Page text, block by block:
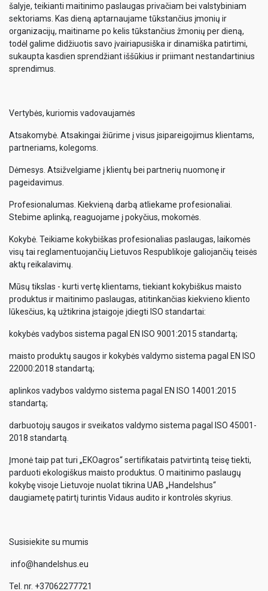
šalyje, teikianti maitinimo paslaugas privačiam bei valstybiniam
sektoriams. Kas dieną aptarnaujame tūkstančius įmonių ir
organizacijų, maitiname po kelis tūkstančius žmonių per dieną,
todėl galime didžiuotis savo įvairiapusiška ir dinamiška patirtimi,
sukaupta kasdien sprendžiant iššūkius ir priimant nestandartinius
sprendimus.
Vertybės, kuriomis vadovaujamės
Atsakomybė. Atsakingai žiūrime į visus įsipareigojimus klientams,
partneriams, kolegoms.
Dėmesys. Atsižvelgiame į klientų bei partnerių nuomonę ir
pageidavimus.
Profesionalumas. Kiekvieną darbą atliekame profesionaliai.
Stebime aplinką, reaguojame į pokyčius, mokomės.
Kokybė. Teikiame kokybiškas profesionalias paslaugas, laikomės
visų tai reglamentuojančių Lietuvos Respublikoje galiojančių teisės
aktų reikalavimų.
Mūsų tikslas - kurti vertę klientams, tiekiant kokybiškus maisto
produktus ir maitinimo paslaugas, atitinkančias kiekvieno kliento
lūkesčius, ką užtikrina įstaigoje įdiegti ISO standartai:
kokybės vadybos sistema pagal EN ISO 9001:2015 standartą;
maisto produktų saugos ir kokybės valdymo sistema pagal EN ISO
22000:2018 standartą;
aplinkos vadybos valdymo sistema pagal EN ISO 14001:2015
standartą;
darbuotojų saugos ir sveikatos valdymo sistema pagal ISO 45001-
2018 standartą.
Įmonė taip pat turi „EKOagros“ sertifikatais patvirtintą teisę tiekti,
parduoti ekologiškus maisto produktus. O maitinimo paslaugų
kokybę visoje Lietuvoje nuolat tikrina UAB „Handelshus“
daugiametę patirtį turintis Vidaus audito ir kontrolės skyrius.
Susisiekite su mumis
info@handelshus.eu
Tel. nr. +37062277721